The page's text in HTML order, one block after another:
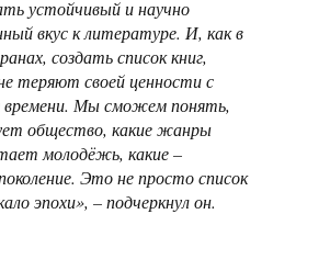
устойчивый и научно
вкус к литературе. И, как в
создать список книг,
теряют своей ценности с
времени. Мы сможем понять,
общество, какие жанры
молодёжь, какие –
Это не просто список
эпохи», – подчеркнул он.